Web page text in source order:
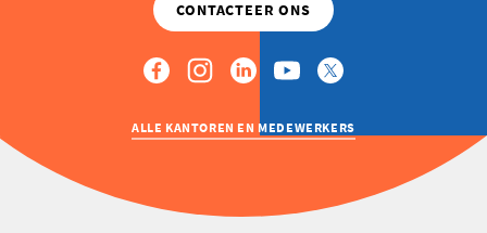
ALLE KANTOREN EN MEDEWERKERS